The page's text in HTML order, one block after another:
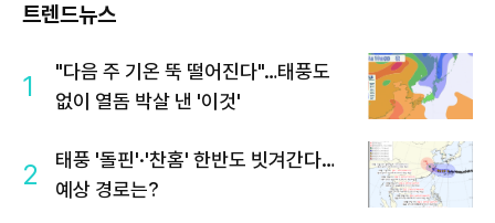
트렌드뉴스
1
"다음 주 기온 뚝 떨어진다"…태풍도
없이 열돔 박살 낸 '이것'
2
태풍 '돌핀'·'찬홈' 한반도 빗겨간다…
예상 경로는?